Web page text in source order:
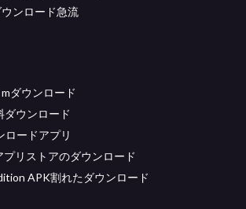
ンロード急流
ダウンロード
ウンロード
ロードアプリ
リストアのダウンロード
APK割れたダウンロード